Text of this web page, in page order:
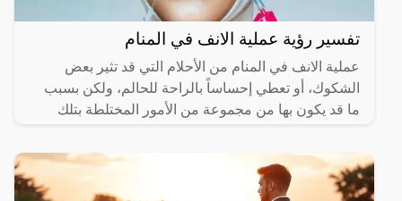
تفسير رؤية عملية الانف في المنام
عملية الانف في المنام من الأحلام التي قد تثير بعض
الشكوك، أو تعطي إحساساً بالراحة للحالم، ولكن بسبب
ما قد يكون بها من مجموعة من الأمور المختلطة بتلك